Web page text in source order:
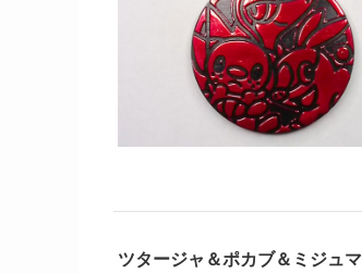
ツタージャ＆ポカブ＆ミジュ